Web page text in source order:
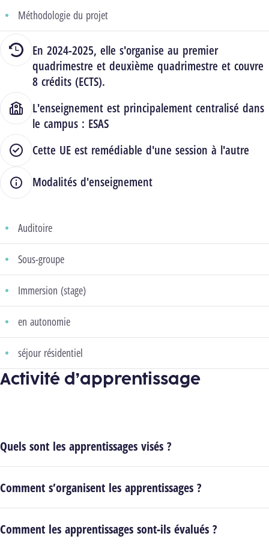
Méthodologie du projet
En 2024-2025, elle s'organise au premier
quadrimestre et deuxième quadrimestre et couvre
8 crédits (ECTS).
L'enseignement est principalement centralisé dans
le campus : ESAS
Cette UE est remédiable d'une session à l'autre
Modalités d'enseignement
Auditoire
Sous-groupe
Immersion (stage)
en autonomie
séjour résidentiel
Activité d’apprentissage
Quels sont les apprentissages visés ?
Comment s’organisent les apprentissages ?
Comment les apprentissages sont-ils évalués ?